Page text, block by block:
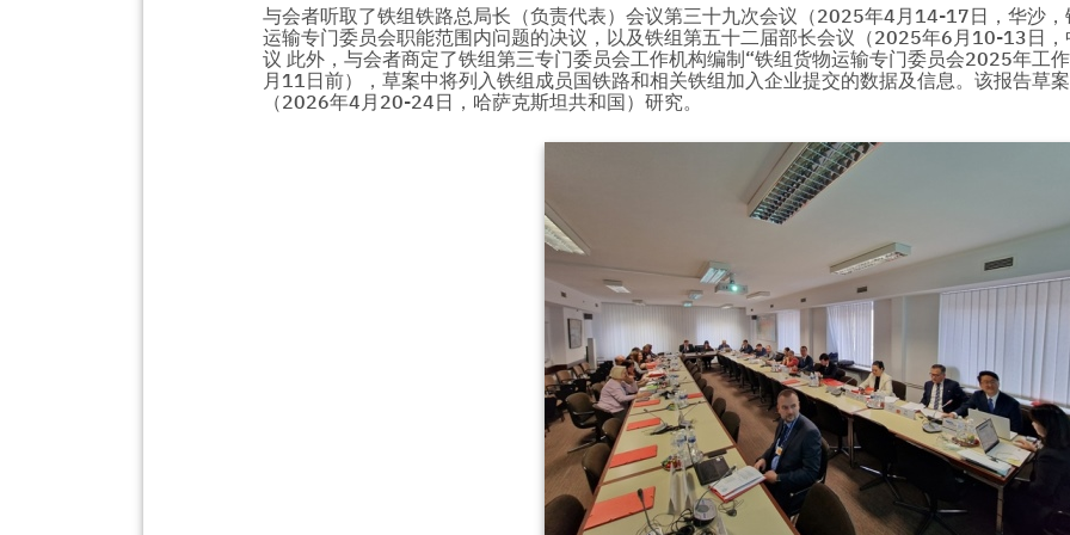
与会者听取了铁组铁路总局长（负责代表）会议第三十九次会议（2025年4月14-17日，华沙
运输专门委员会职能范围内问题的决议，以及铁组第五十二届部长会议（2025年6月10-13日
议 此外，与会者商定了铁组第三专门委员会工作机构编制“铁组货物运输专门委员会2025年工
月11日前），草案中将列入铁组成员国铁路和相关铁组加入企业提交的数据及信息。该报告草
（2026年4月20-24日，哈萨克斯坦共和国）研究。